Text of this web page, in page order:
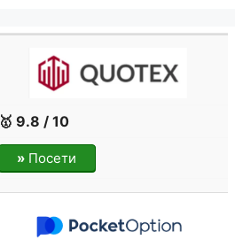
🥇 9.8 / 10
» Посети